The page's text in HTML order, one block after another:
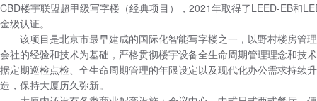
CBD楼宇联盟超甲级写字楼（经典项目），2021年取得了LEED-EB和
金级认证。
该项目是北京市最早建成的国际化智能写字楼之一，以野村楼房管
会社的经验和技术为基础，严格贯彻楼宇设备全生命周期管理理念和技
据定期巡检点检、全生命周期管理的年限设定以及现代化办公需求持续
造，保持大厦历久弥新。